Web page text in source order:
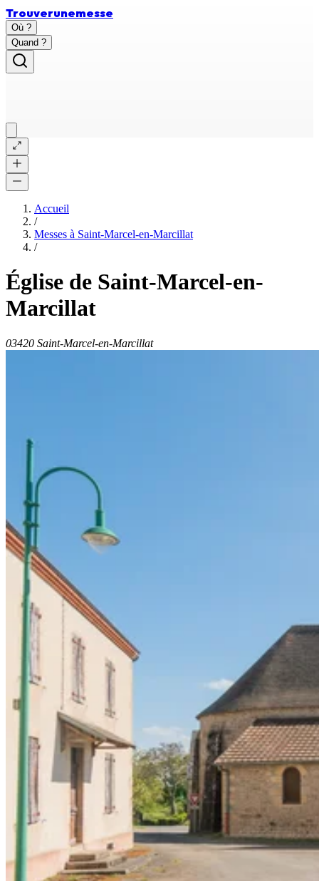
Trouverunemesse
Où ?
Quand ?
Accueil
/
Messes à Saint-Marcel-en-Marcillat
/
Église de Saint-Marcel-en-
Marcillat
03420 Saint-Marcel-en-Marcillat